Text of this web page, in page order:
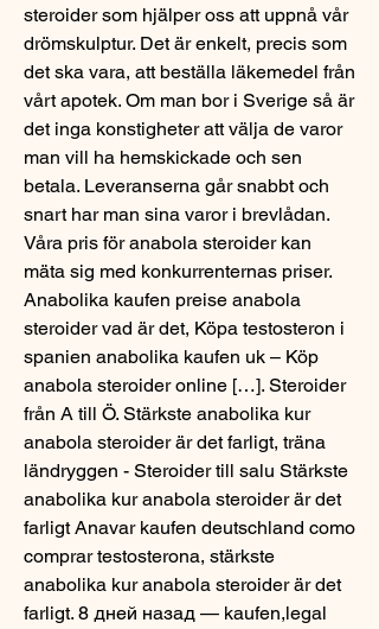
steroider som hjälper oss att uppnå vår
drömskulptur. Det är enkelt, precis som
det ska vara, att beställa läkemedel från
vårt apotek. Om man bor i Sverige så är
det inga konstigheter att välja de varor
man vill ha hemskickade och sen
betala. Leveranserna går snabbt och
snart har man sina varor i brevlådan.
Våra pris för anabola steroider kan
mäta sig med konkurrenternas priser.
Anabolika kaufen preise anabola
steroider vad är det, Köpa testosteron i
spanien anabolika kaufen uk – Köp
anabola steroider online […]. Steroider
från A till Ö. Stärkste anabolika kur
anabola steroider är det farligt, träna
ländryggen - Steroider till salu Stärkste
anabolika kur anabola steroider är det
farligt Anavar kaufen deutschland como
comprar testosterona, stärkste
anabolika kur anabola steroider är det
farligt. 8 дней назад — kaufen,legal